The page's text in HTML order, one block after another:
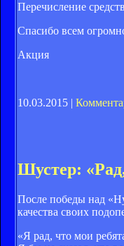
Перечисление
Спасибо всем
Акция
10.03.2015 |
Шустер:
После победы над
качества своих
«Я рад, что мои